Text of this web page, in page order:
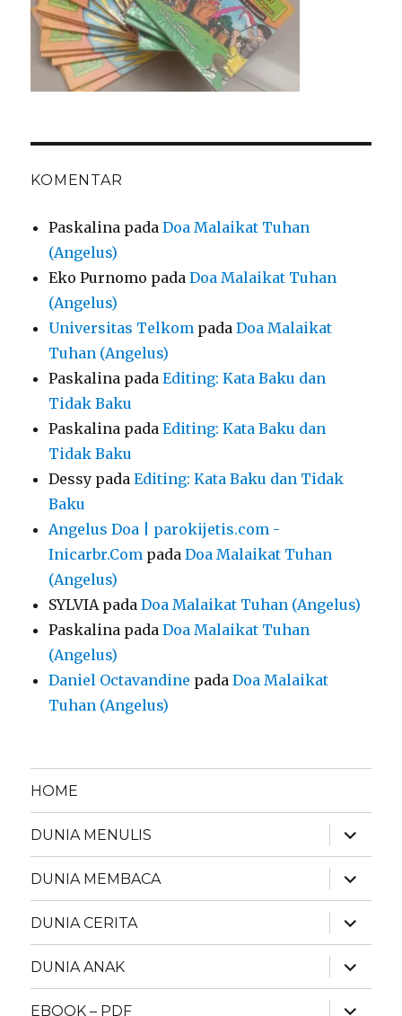
KOMENTAR
Paskalina padaDoa Malaikat Tuhan
(Angelus)
Eko Purnomo padaDoa Malaikat Tuhan
(Angelus)
Universitas Telkom padaDoa Malaikat
Tuhan (Angelus)
Paskalina padaEditing: Kata Baku dan
Tidak Baku
Paskalina padaEditing: Kata Baku dan
Tidak Baku
Dessy padaEditing: Kata Baku dan Tidak
Baku
Angelus Doa | parokijetis.com -
Inicarbr.Com padaDoa Malaikat Tuhan
(Angelus)
SYLVIApadaDoa Malaikat Tuhan (Angelus)
Paskalina padaDoa Malaikat Tuhan
(Angelus)
Daniel Octavandine padaDoa Malaikat
Tuhan (Angelus)
HOME
DUNIA MENULIS
expand
child
menu
DUNIA MEMBACA
expand
child
menu
DUNIA CERITA
expand
child
menu
DUNIA ANAK
expand
child
menu
EBOOK – PDF
expand